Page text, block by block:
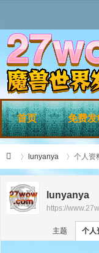
首页 免费发
›
lunyanya
›
个人资
lunyanya
https://
主题 个人